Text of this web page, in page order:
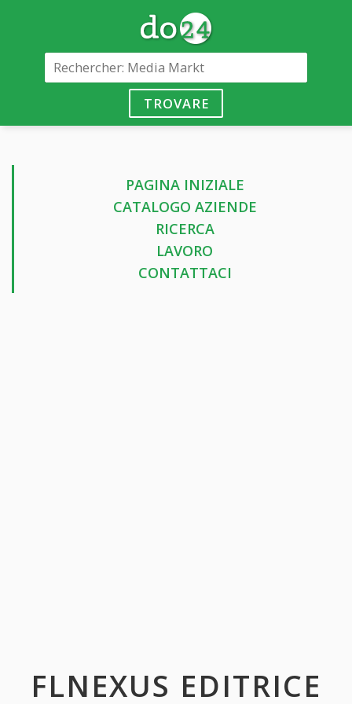
TROVARE
PAGINA INIZIALE
CATALOGO AZIENDE
RICERCA
LAVORO
CONTATTACI
FLNEXUS EDITRICE